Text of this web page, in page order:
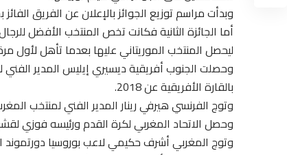
وبدأت مراسم توزيع الجوائز بالإعلان عن الفريق الفائز بجائزة أفضل
أما الجائزة الثانية فكانت تخص المنتخب الأفضل
ليحصل المنتخب الموريتاني عليها بعدما تأهل لأول
وحصلت الجنوب أفريقية ديسيري إيليس المدير
بالقارة الأفريقية عن 2018.
وتوج الفرنسي هيرفي رينار المدير الفني لمنتخب
وحصل الاتحاد المغربي لكرة القدم ورئيسه فوزي
وتوج المغربي أشرف حكيمي لاعب بوروسيا دورتموند